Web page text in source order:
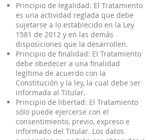
Principio de legalidad: El Tratamiento
es una actividad reglada que debe
sujetarse a lo establecido en la Ley
1581 de 2012 y en las demás
disposiciones que la desarrollen.
Principio de finalidad: El Tratamiento
debe obedecer a una finalidad
legítima de acuerdo con la
Constitución y la ley, la cual debe ser
informada al Titular.
Principio de libertad: El Tratamiento
sólo puede ejercerse con el
consentimiento, previo, expreso e
informado del Titular. Los datos